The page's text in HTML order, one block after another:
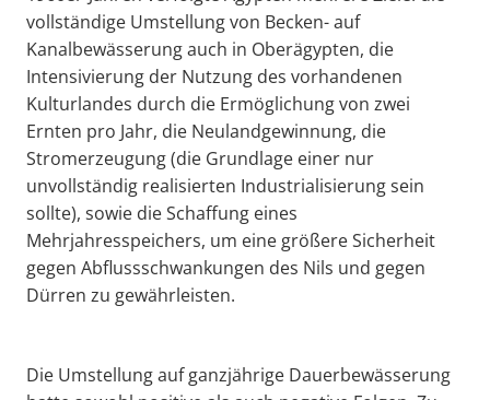
vollständige Umstellung von Becken- auf
Kanalbewässerung auch in Oberägypten, die
Intensivierung der Nutzung des vorhandenen
Kulturlandes durch die Ermöglichung von zwei
Ernten pro Jahr, die Neulandgewinnung, die
Stromerzeugung (die Grundlage einer nur
unvollständig realisierten Industrialisierung sein
sollte), sowie die Schaffung eines
Mehrjahresspeichers, um eine größere Sicherheit
gegen Abflussschwankungen des Nils und gegen
Dürren zu gewährleisten.
Die Umstellung auf ganzjährige Dauerbewässerung